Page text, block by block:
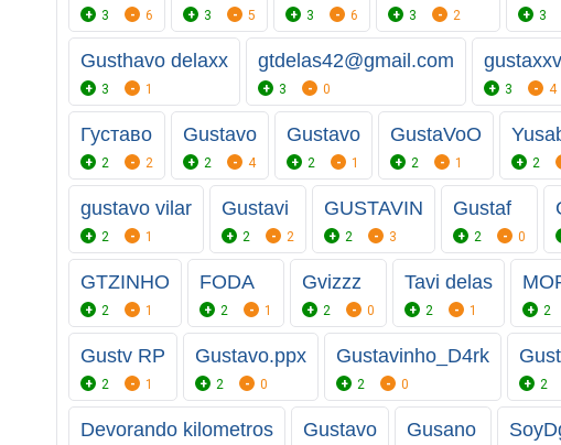
3 6 3 5 3 6 3 2 3
Gusthavo delaxx
3 1
gtdelas42@gmail.com
3 0 3 4
Густаво
2 2
Gustavo
2 4
Gustavo
2 1
GustaVoO
2 1 2
gustavo vilar
2 1
Gustavi
2 2
GUSTAVIN
2 3
Gustaf
2 0
GTZINHO
2 1
FODA
2 1
Gvizzz
2 0
Tavi delas
2 1 2
Gustv RP
2 1
Gustavo.ppx
2 0
Gustavinho_D4rk
2 0 2
Devorando kilometros Gustavo Gusano